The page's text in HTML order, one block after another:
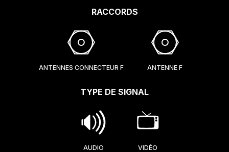
RACCORDS
ANTENNES CONNECTEUR F ANTENNE F
TYPE DE SIGNAL
AUDIO VIDÉO